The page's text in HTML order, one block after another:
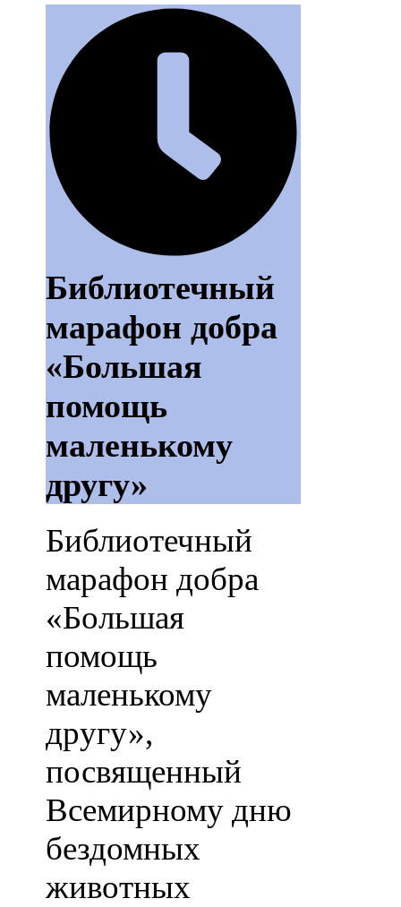
Библиотечный
марафон добра
«Большая
помощь
маленькому
другу»
Библиотечный
марафон добра
«Большая
помощь
маленькому
другу»,
посвященный
Всемирному дню
бездомных
животных